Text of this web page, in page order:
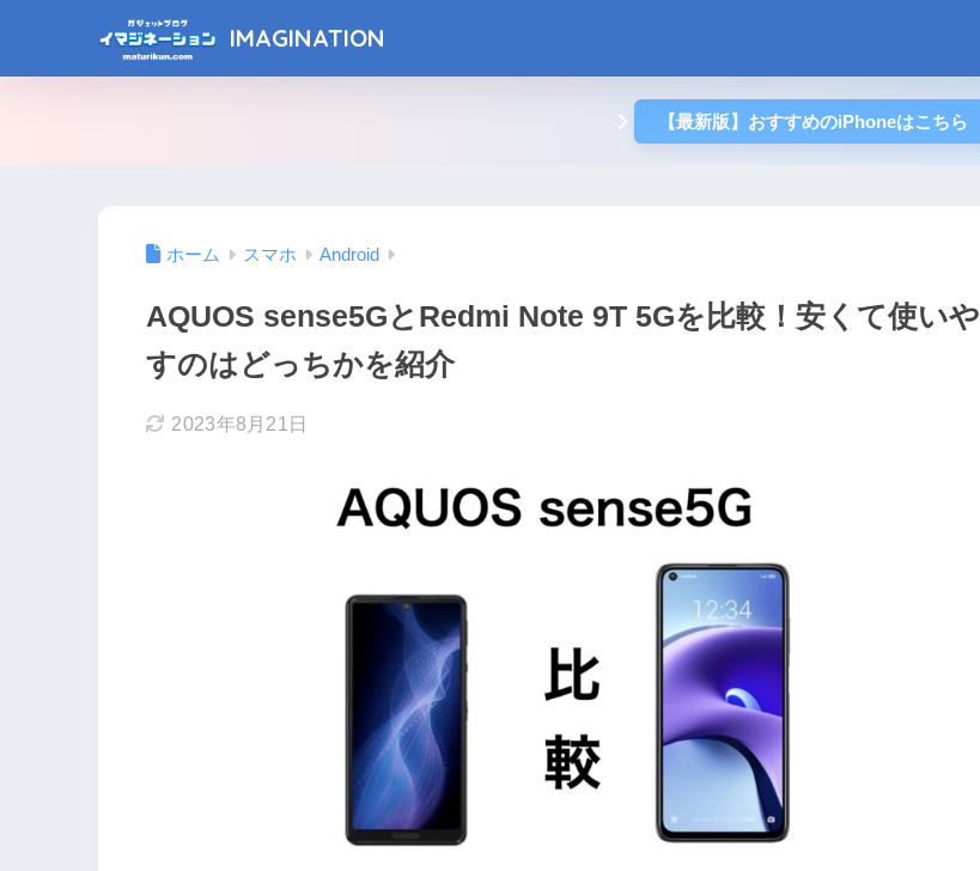
IMAGINATION
【最新版】おすすめのiPhoneはこちら
ホーム スマホ Android
AQUOS sense5GとRedmi Note 9T 5Gを比較！安くて使いや
すのはどっちかを紹介
2023年8月21日